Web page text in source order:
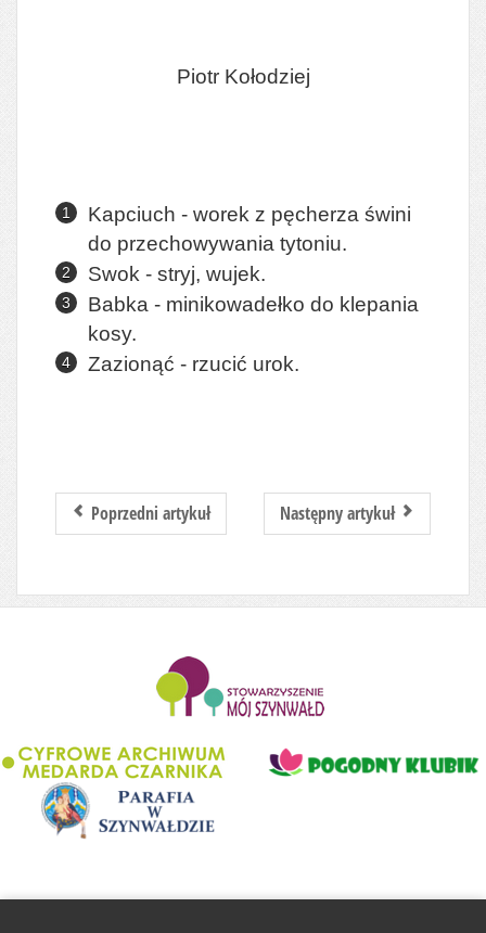
Piotr Kołodziej
Kapciuch - worek z pęcherza świni
do przechowywania tytoniu.
Swok - stryj, wujek.
Babka - minikowadełko do klepania
kosy.
Zazionąć - rzucić urok.
Poprzedni artykuł Następny artykuł